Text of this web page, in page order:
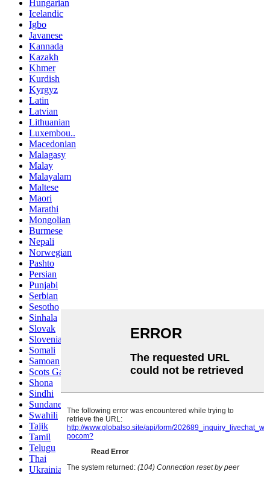
Hungarian
Icelandic
Igbo
Javanese
Kannada
Kazakh
Khmer
Kurdish
Kyrgyz
Latin
Latvian
Lithuanian
Luxembou..
Macedonian
Malagasy
Malay
Malayalam
Maltese
Maori
Marathi
Mongolian
Burmese
Nepali
Norwegian
Pashto
Persian
Punjabi
Serbian
Sesotho
Sinhala
Slovak
Slovenian
Somali
Samoan
Scots Gaelic
Shona
Sindhi
Sundanese
Swahili
Tajik
Tamil
Telugu
Thai
Ukrainian